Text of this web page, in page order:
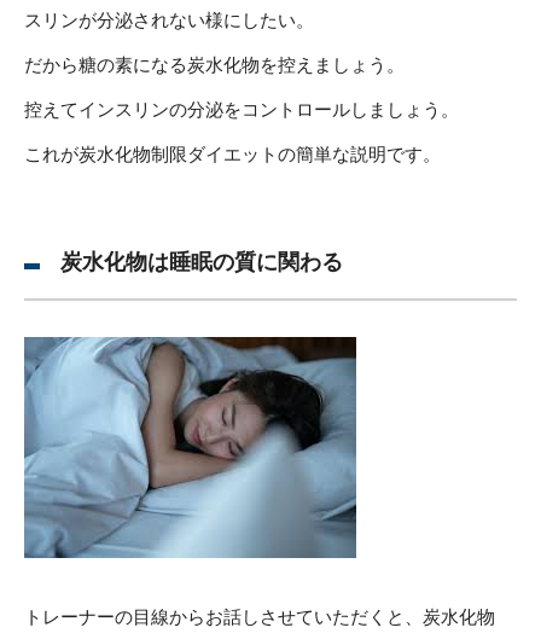
スリンが分泌されない様にしたい。
だから糖の素になる炭水化物を控えましょう。
控えてインスリンの分泌をコントロールしましょう。
これが炭水化物制限ダイエットの簡単な説明です。
炭水化物は睡眠の質に関わる
トレーナーの目線からお話しさせていただくと、炭水化物